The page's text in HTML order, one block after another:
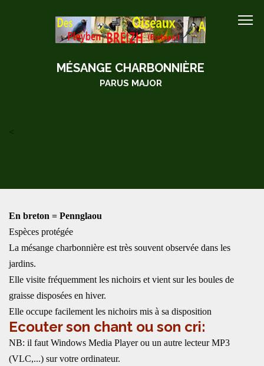
MÉSANGE CHARBONNIÈRE
PARUS MAJOR
<
En breton = Pennglaou
Espèces protégée
La mésange charbonnière est très souvent observée dans les
jardins.
Elle visite fréquemment les nichoirs et vient sur les boules de
graisse disposées en hiver.
Elle occupe facilement les nichoirs mis à sa disposition
Ecouter son chant ou son cri:
NB: il faut Windows Media Player ou un autre lecteur MP3
(VLC,...) sur votre ordinateur.